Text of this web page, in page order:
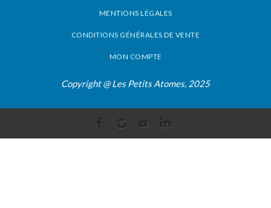
MENTIONS LÉGALES
CONDITIONS GÉNÉRALES DE VENTE
MON COMPTE
Copyright @ Les Petits Atomes, 2025